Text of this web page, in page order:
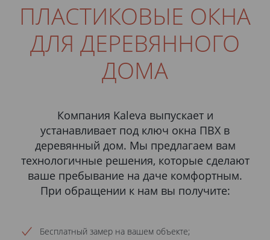
ПЛАСТИКОВЫЕ ОКНА
ДЛЯ ДЕРЕВЯННОГО
ДОМА
Компания Kaleva выпускает и
устанавливает под ключ окна ПВХ в
деревянный дом. Мы предлагаем вам
технологичные решения, которые сделают
ваше пребывание на даче комфортным.
При обращении к нам вы получите:
Бесплатный замер на вашем объекте;